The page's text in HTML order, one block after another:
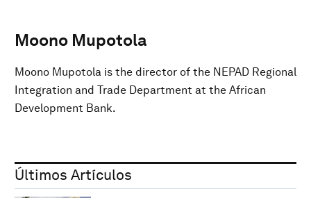
Moono Mupotola
Moono Mupotola is the director of the NEPAD Regional
Integration and Trade Department at the African
Development Bank.
Últimos Artículos